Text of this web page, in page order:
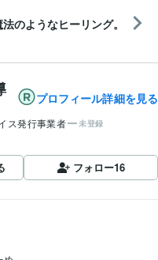
法のようなヒーリング。
プロフィール詳細を見る
ス発行事業者 未登録
フォロー16